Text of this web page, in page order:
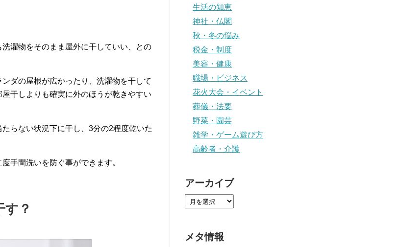
濯物をそのまま屋外に干していい、との
ダの屋根が広かったり、洗濯物を干して
干しよりも確実に外のほうが乾きやすい
らない状況下に干し、 3分の2程度乾いた
手間洗いを防ぐ事ができます。
？
生活の知恵
神社・仏閣
秋・冬の悩み
税金・制度
美容・健康
職場・ビジネス
花火大会・イベント
葬儀・法要
野菜・園芸
雑学・ゲーム遊び方
高齢者・介護
アーカイブ
メタ情報